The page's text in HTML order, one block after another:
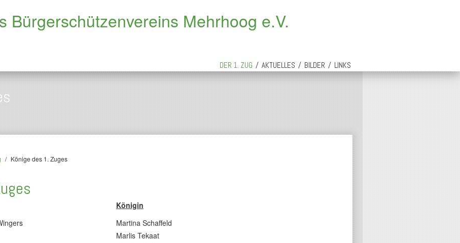
Bürgerschützenvereins Mehrhoog e.V.
DER 1. ZUG / AKTUELLES / BILDER / LINKS
/ Könige des 1. Zuges
Königin
Martina Schaffeld
Marlis Tekaat